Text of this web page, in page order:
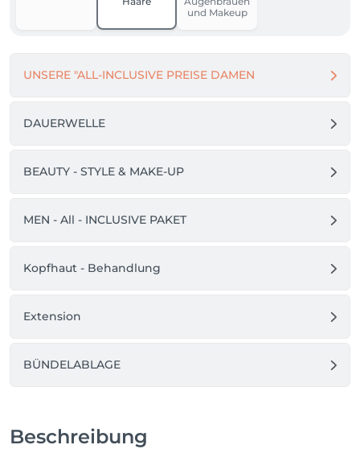
und Makeup
UNSERE "ALL-INCLUSIVE PREISE DAMEN
DAUERWELLE
BEAUTY - STYLE & MAKE-UP
MEN - All - INCLUSIVE PAKET
Kopfhaut - Behandlung
Extension
BÜNDELABLAGE
Beschreibung